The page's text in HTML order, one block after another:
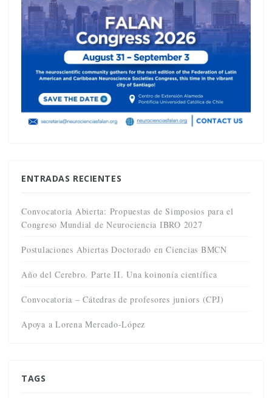
ENTRADAS RECIENTES
Convocatoria Abierta: Propuestas de Simposios para el
Congreso Mundial de Neurociencia IBRO 2027
Postulaciones Abiertas Doctorado en Ciencias BMCN
Año del Cerebro. Parte II. Una koinonía científica
Convocatoria – Cátedras de profesores juniors (CPJ)
Apoya a Lorena Mercado-López
TAGS